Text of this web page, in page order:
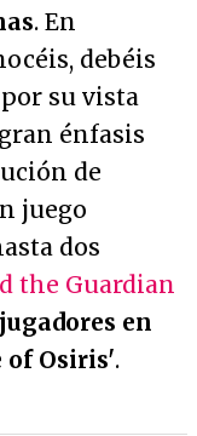
. En
debéis
su vista
énfasis
de
juego
dos
the Guardian
en
of Osiris'.